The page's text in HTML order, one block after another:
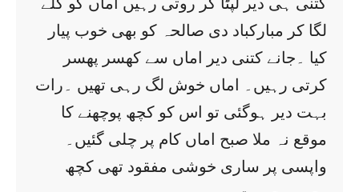
لگا کر مبارکباد دی صالحہ کو بھی خوب پیار
کیا ۔جانے کتنی دیر اماں سے کھسر پھسر
کرتی رہیں۔ اماں خوش لگ رہی تھیں ۔رات
بہت دیر ہوگئی تو اس کو کچھ پوچھنے کا
موقع نہ ملا صبح اماں کام پر چلی گئیں۔
واپسی پر ساری خوشی مفقود تھی کچھ